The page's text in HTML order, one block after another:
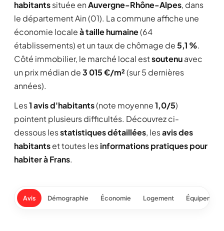
habitantssituée enAuvergne-Rhône-Alpes, dans
le département Ain (01). La commune affiche une
économie localeà taille humaine(64
établissements) et un taux de chômage de5,1 %.
Côté immobilier, le marché local estsoutenuavec
un prix médian de3 015 €/m²(sur 5 dernières
années).
Les1 avis d'habitants(note moyenne1,0/5)
pointent plusieurs difficultés. Découvrez ci-
dessous lesstatistiques détaillées, lesavis des
habitantset toutes lesinformations pratiques pour
habiter à Frans.
Avis Démographie Économie Logement